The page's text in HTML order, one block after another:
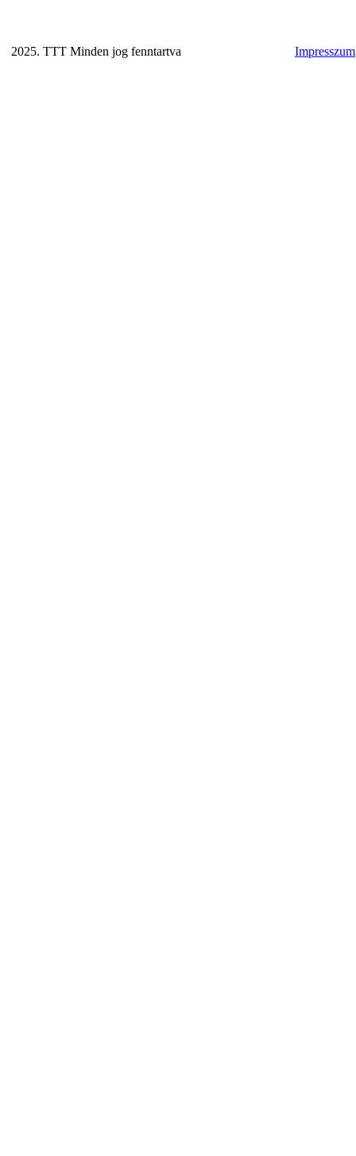
2025. TTT Minden jog fenntartva Impresszum